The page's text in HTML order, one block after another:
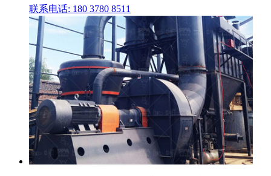
联系电话: 180 3780 8511